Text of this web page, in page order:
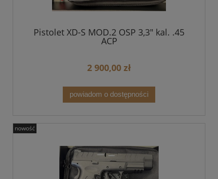
Pistolet XD-S MOD.2 OSP 3,3" kal. .45
ACP
2 900,00 zł
powiadom o dostępności
nowość